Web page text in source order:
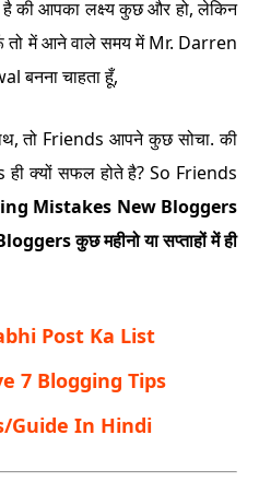
की आपका लक्ष्य कुछ और हो, लेकिन
में आने वाले समय में Mr. Darren
बनना चाहता हूँ,
तो Friends आपने कुछ सोचा. की
ही क्यों सफल होते है? So Friends
Mistakes New Bloggers
कुछ महीनो या सप्ताहों में ही
Post Ka List
7 Blogging Tips
Guide In Hindi